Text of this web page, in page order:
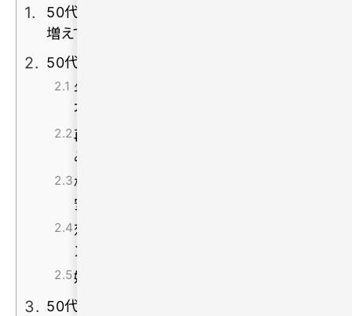
50代で「出会いがない」と不安を感じる人が
増えている
50代の出会いでよくある5つの不安
年齢を理由に相手にされないのではと
不安になる
再婚の不安や子ども・家族との関係に悩
みがある
相手の生活背景や価値観がわからず不
安になる
恋愛経験のブランクでコミュニケーショ
ンに悩む
婚活疲れで気持ちが続かなくなる
50代の出会いがうまくいかない人に共通す